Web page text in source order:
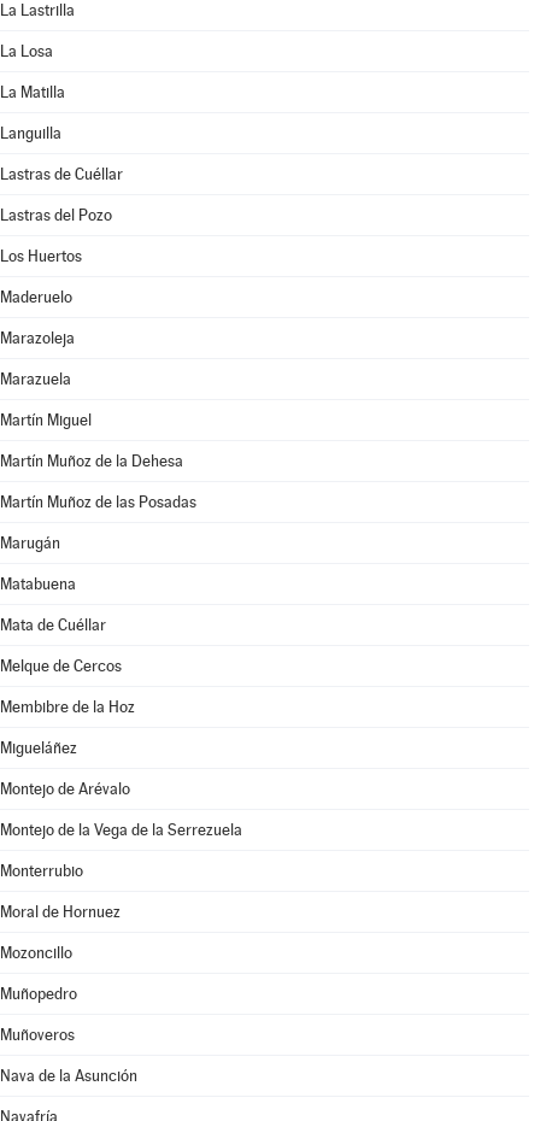
La Lastrilla
La Losa
La Matilla
Languilla
Lastras de Cuéllar
Lastras del Pozo
Los Huertos
Maderuelo
Marazoleja
Marazuela
Martín Miguel
Martín Muñoz de la Dehesa
Martín Muñoz de las Posadas
Marugán
Matabuena
Mata de Cuéllar
Melque de Cercos
Membibre de la Hoz
Migueláñez
Montejo de Arévalo
Montejo de la Vega de la Serrezuela
Monterrubio
Moral de Hornuez
Mozoncillo
Muñopedro
Muñoveros
Nava de la Asunción
Navafría